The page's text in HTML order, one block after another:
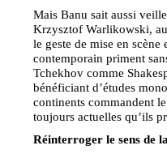
Mais Banu sait aussi
Krzysztof Warlikowski,
le geste de mise en
contemporain priment
Tchekhov comme
bénéficiant d’études
continents commandent
toujours actuelles qu’ils
Réinterroger le sens de